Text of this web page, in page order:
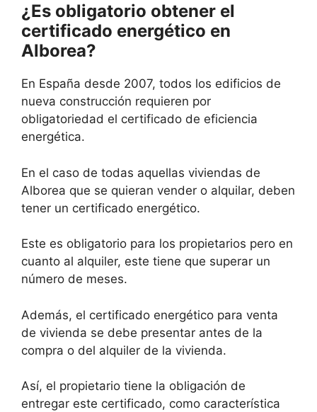
¿Es obligatorio obtener el
certificado energético en
Alborea?
En España desde 2007, todos los edificios de
nueva construcción requieren por
obligatoriedad el certificado de eficiencia
energética.
En el caso de todas aquellas viviendas de
Alborea que se quieran vender o alquilar, deben
tener un certificado energético.
Este es obligatorio para los propietarios pero en
cuanto al alquiler, este tiene que superar un
número de meses.
Además, el certificado energético para venta
de vivienda se debe presentar antes de la
compra o del alquiler de la vivienda.
Así, el propietario tiene la obligación de
entregar este certificado, como característica